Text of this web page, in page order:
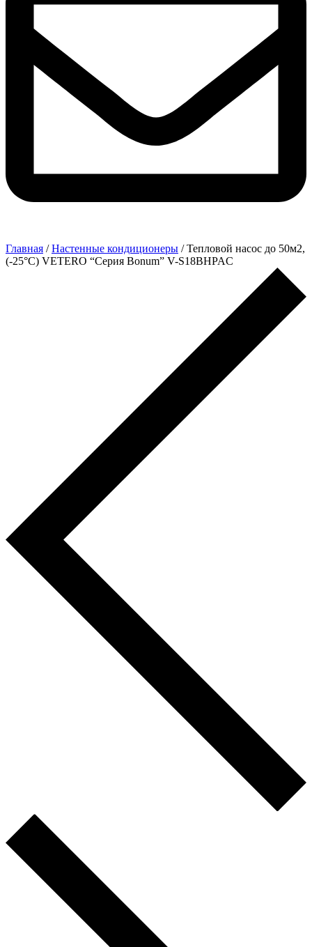
Главная /Настенные кондиционеры / Тепловой насос до 50м2,
(-25°C) VETERO “Серия Bonum” V-S18BHPAC